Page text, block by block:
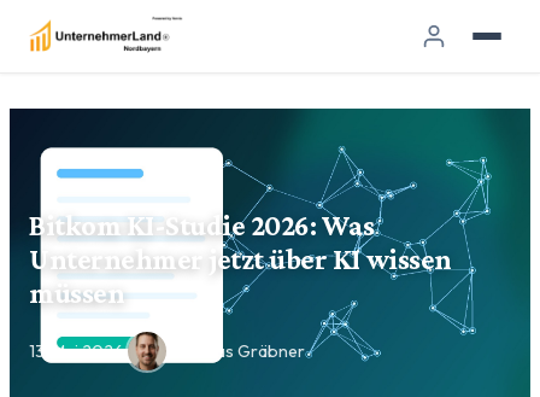
Bitkom KI-Studie 2026: Was
Unternehmer jetzt über KI wissen
müssen
13. Mai 2026· Andreas Gräbner